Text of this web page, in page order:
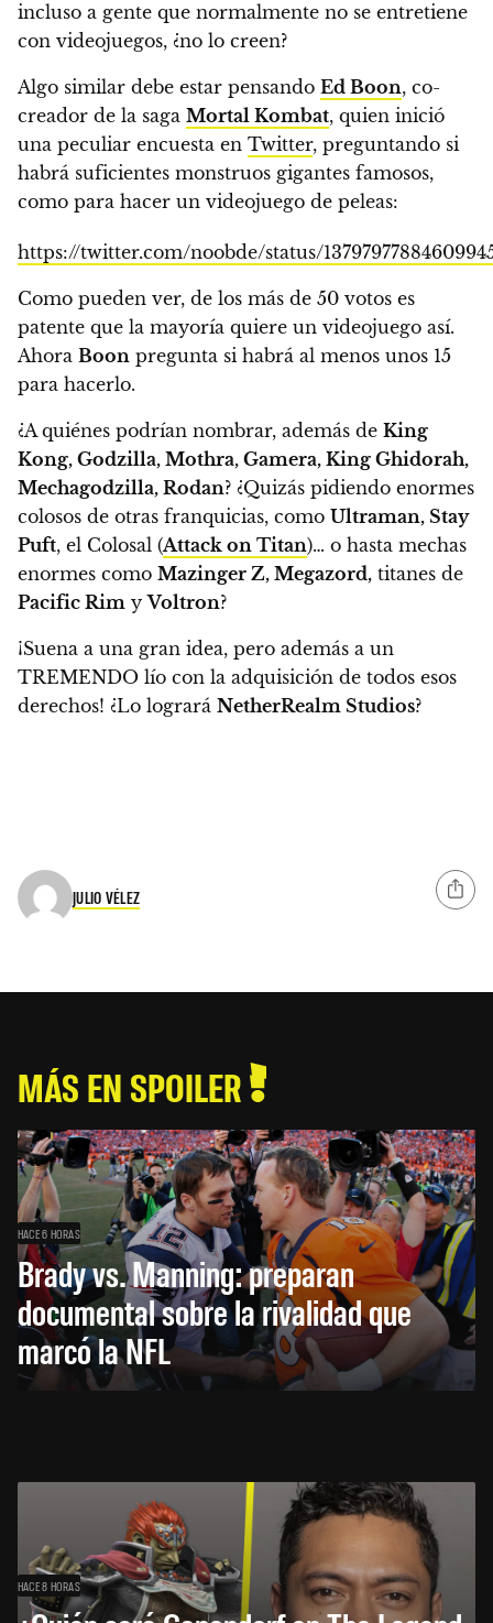
incluso a gente que normalmente no se entretiene
con videojuegos, ¿no lo creen?
Algo similar debe estar pensando Ed Boon, co-
creador de la saga Mortal Kombat, quien inició
una peculiar encuesta en Twitter, preguntando si
habrá suficientes monstruos gigantes famosos,
como para hacer un videojuego de peleas:
https://twitter.com/noobde/status/
Como pueden ver, de los más de 50 votos es
patente que la mayoría quiere un videojuego así.
Ahora Boon pregunta si habrá al menos unos 15
para hacerlo.
¿A quiénes podrían nombrar, además de King
Kong, Godzilla, Mothra, Gamera, King Ghidorah,
Mechagodzilla, Rodan? ¿Quizás pidiendo enormes
colosos de otras franquicias, como Ultraman, Stay
Puft, el Colosal (Attack on Titan)… o hasta mechas
enormes como Mazinger Z, Megazord, titanes de
Pacific Rim yVoltron?
¡Suena a una gran idea, pero además a un
TREMENDO lío con la adquisición de todos esos
derechos! ¿Lo logrará NetherRealm Studios?
JULIO VÉLEZ
MÁS EN SPOILER
HACE 6 HORAS
Brady vs. Manning: preparan
documental sobre la rivalidad que
marcó la NFL
HACE 8 HORAS